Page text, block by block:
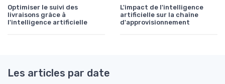
Optimiser le suivi des
livraisons grâce à
l'intelligence artificielle
L'impact de l'intelligence
artificielle sur la chaîne
d'approvisionnement
Les articles par date